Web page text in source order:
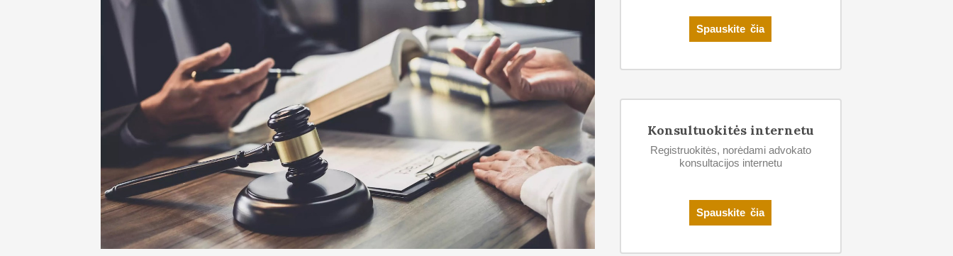
Spauskite čia
Konsultuokitės internetu
Registruokitės, norėdami advokato
konsultacijos internetu
Spauskite čia